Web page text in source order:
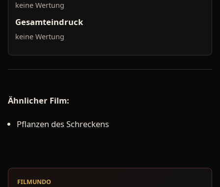
keine Wertung
Gesamteindruck
keine Wertung
Ähnlicher Film:
Pflanzen des Schreckens
FILMUNDO